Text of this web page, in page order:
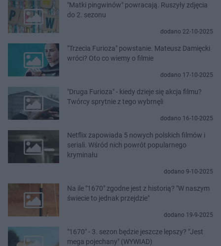
"Matki pingwinów" powracają. Ruszyły zdjęcia
do 2. sezonu
dodano 22-10-2025
"Trzecia Furioza" powstanie. Mateusz Damięcki
wróci? Oto co wiemy o filmie
dodano 17-10-2025
"Druga Furioza" - kiedy dzieje się akcja filmu?
Twórcy sprytnie z tego wybrnęli
dodano 16-10-2025
Netflix zapowiada 5 nowych polskich filmów i
seriali. Wśród nich powrót popularnego
kryminału
dodano 9-10-2025
Na ile "1670" zgodne jest z historią? "W naszym
świecie to jednak przejdzie"
dodano 19-9-2025
"1670" - 3. sezon będzie jeszcze lepszy? "Jest
mega pojechany" (WYWIAD)